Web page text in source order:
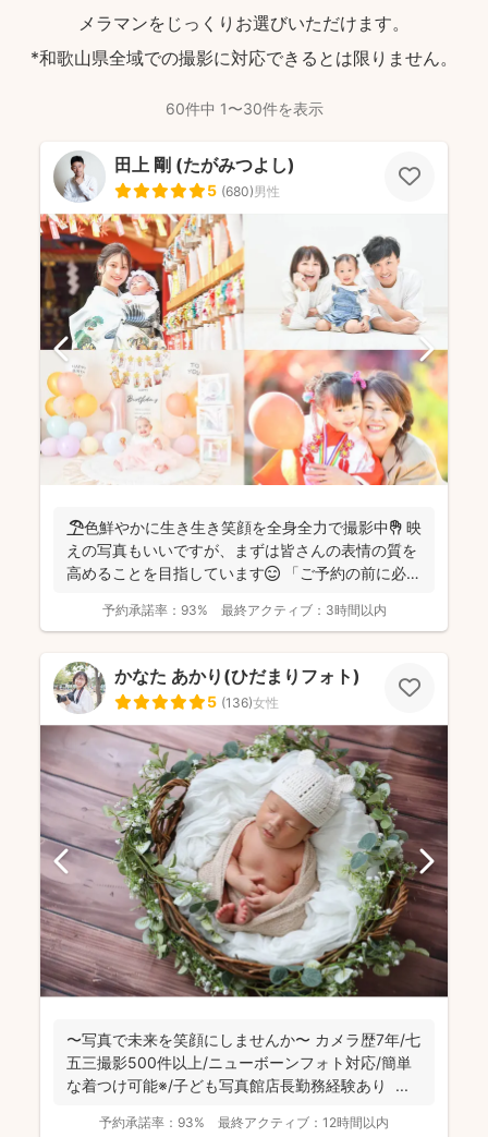
メラマンをじっくりお選びいただけます。
*和歌山県全域での撮影に対応できるとは限りません。
60件中 1〜30件を表示
田上 剛 (たがみつよし)
5 (680)男性
🏖️色鮮やかに生き生き笑顔を全身全力で撮影中✊ 映
えの写真もいいですが、まずは皆さんの表情の質を
高めることを目指しています😊 「ご予約の前に必ず
予約承諾率： 93% 最終アクティブ： 3時間以内
かなた あかり(ひだまりフォト)
5 (136)女性
〜写真で未来を笑顔にしませんか〜 カメラ歴7年/七
五三撮影500件以上/ニューボーンフォト対応/簡単
な着つけ可能※/子ども写真館店長勤務経験あり ...
予約承諾率： 93% 最終アクティブ： 12時間以内